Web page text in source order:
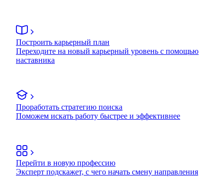
Построить карьерный план
Переходите на новый карьерный уровень с помощью
наставника
Проработать стратегию поиска
Поможем искать работу быстрее и эффективнее
Перейти в новую профессию
Эксперт подскажет, с чего начать смену направления